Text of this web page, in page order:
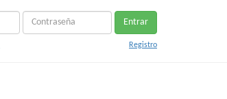
Entrar
Registro